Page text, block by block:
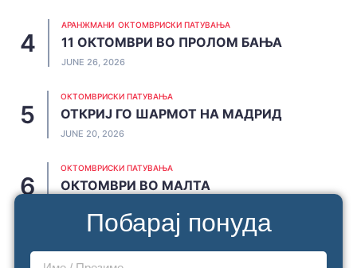
АРАНЖМАНИ ОКТОМВРИСКИ ПАТУВАЊА
11 ОКТОМВРИ ВО ПРОЛОМ БАЊА
JUNE 26, 2026
ОКТОМВРИСКИ ПАТУВАЊА
ОТКРИЈ ГО ШАРМОТ НА МАДРИД
JUNE 20, 2026
ОКТОМВРИСКИ ПАТУВАЊА
ОКТОМВРИ ВО МАЛТА
Побарај понуда